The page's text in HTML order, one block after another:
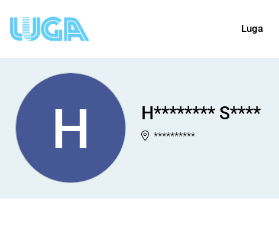
Luga
H H******** S****
**********